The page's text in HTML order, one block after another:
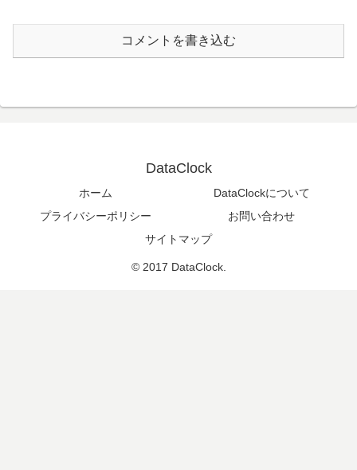
コメントを書き込む
DataClock
ホーム
DataClockについて
プライバシーポリシー
お問い合わせ
サイトマップ
© 2017 DataClock.